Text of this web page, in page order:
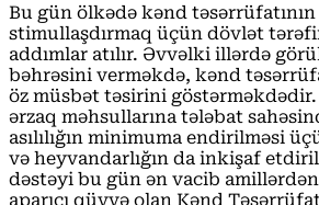
Bu gün ölkədə kənd təsərrüfatının
stimullaşdırmaq üçün dövlət
addımlar atılır. Əvvəlki illərdə
bəhrəsini verməkdə, kənd
öz müsbət təsirini
ərzaq məhsullarına tələbat
asılılığın minimuma endirilməsi
və heyvandarlığın da inkişaf
dəstəyi bu gün ən vacib
aparıcı qüvvə olan Kənd